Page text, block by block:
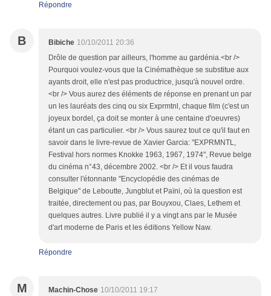
Répondre
B Bibiche 10/10/2011 20:36
Drôle de question par ailleurs, l'homme au gardénia.<br />
Pourquoi voulez-vous que la Cinémathèque se substitue aux
ayants droit, elle n'est pas productrice, jusqu'à nouvel ordre.
<br /> Vous aurez des éléments de réponse en prenant un par
un les lauréats des cinq ou six Exprmtnl, chaque film (c'est un
joyeux bordel, ça doit se monter à une centaine d'oeuvres)
étant un cas particulier. <br /> Vous saurez tout ce qu'il faut en
savoir dans le livre-revue de Xavier Garcia: "EXPRMNTL,
Festival hors normes Knokke 1963, 1967, 1974", Revue belge
du cinéma n°43, décembre 2002. <br /> Et il vous faudra
consulter l'étonnante "Encyclopédie des cinémas de
Belgique" de Leboutte, Jungblut et Païni, où la question est
traitée, directement ou pas, par Bouyxou, Claes, Lethem et
quelques autres. Livre publié il y a vingt ans par le Musée
d'art moderne de Paris et les éditions Yellow Naw.
Répondre
M Machin-Chose 10/10/2011 19:17